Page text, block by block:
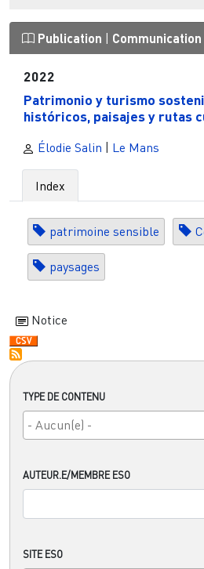
TYPE DE CONTENU
AUTEUR.E/MEMBRE ESO
SITE ESO
Publication Communication
2022
Patrimonio y turismo
históricos, paisajes y rutas
Élodie Salin | Le Mans
Index
patrimoine sensible
paysages
Notice